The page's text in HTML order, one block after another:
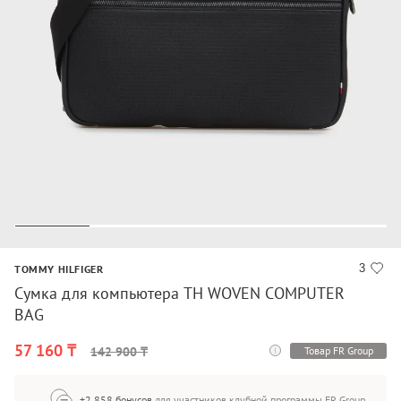
3
TOMMY HILFIGER
Сумка для компьютера TH WOVEN COMPUTER
BAG
57 160 ₸
142 900 ₸ Товар FR Group